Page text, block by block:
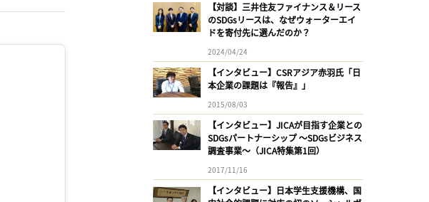
【対談】三井住友ファイナンス＆リース
のSDGsリースは、なぜウォーターエイ
ドを寄付先に選んだのか？
2024/04/24
【インタビュー】CSRアジア赤羽氏「日
本企業の課題は『報告』」
2015/08/03
【インタビュー】JICAが目指す企業との
SDGsパートナーシップ 〜SDGsビジネス
調査事業〜（JICA特集第1回）
2017/11/16
【インタビュー】日本学生支援機構、国